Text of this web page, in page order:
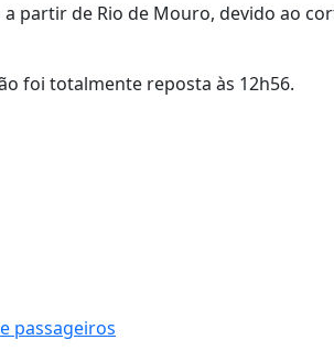
partir de Rio de Mouro, devido ao
foi totalmente reposta às 12h56.
passageiros